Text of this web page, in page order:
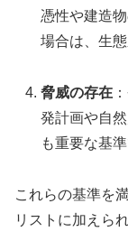
憑性や建造
場合は、生
脅威の存在
発計画や自
も重要な基準
これらの基準を
リストに加えら